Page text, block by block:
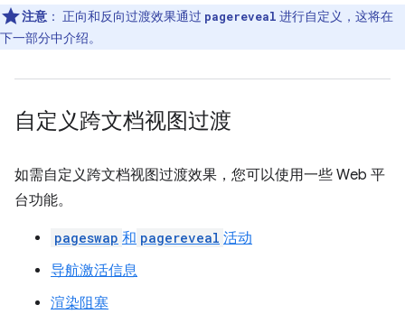
注意 ： 正向和反向过渡效果通过 pagereveal 进行自定义，这将在
下一部分中介绍。
自定义跨文档视图过渡
如需自定义跨文档视图过渡效果，您可以使用一些 Web 平
台功能。
pageswap 和 pagereveal 活动
导航激活信息
渲染阻塞